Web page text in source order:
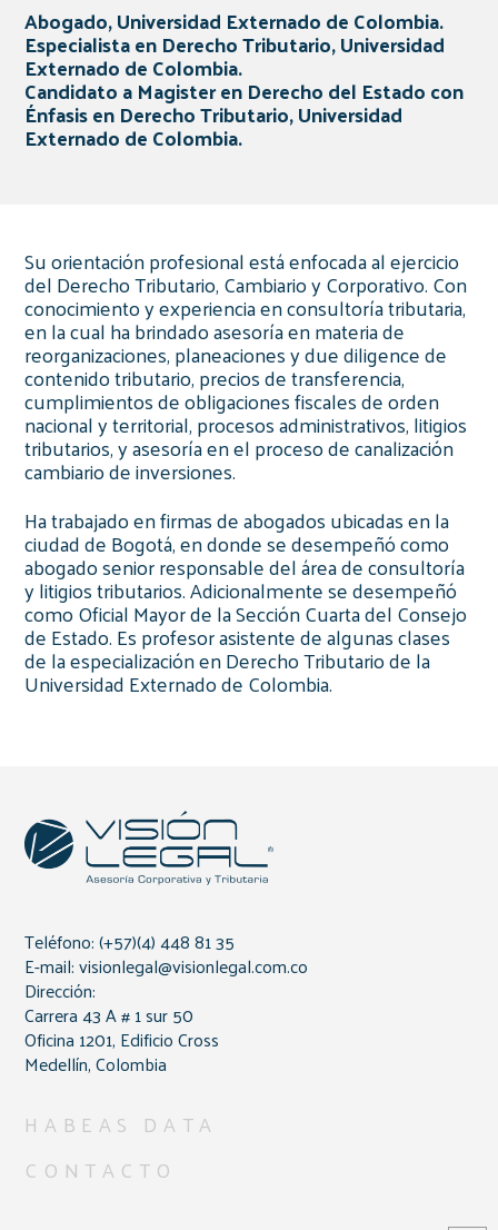
Abogado, Universidad Externado de Colombia.
Especialista en Derecho Tributario, Universidad
Externado de Colombia.
Candidato a Magister en Derecho del Estado con
Énfasis en Derecho Tributario, Universidad
Externado de Colombia.
Su orientación profesional está enfocada al ejercicio
del Derecho Tributario, Cambiario y Corporativo. Con
conocimiento y experiencia en consultoría tributaria,
en la cual ha brindado asesoría en materia de
reorganizaciones, planeaciones y due diligence de
contenido tributario, precios de transferencia,
cumplimientos de obligaciones fiscales de orden
nacional y territorial, procesos administrativos, litigios
tributarios, y asesoría en el proceso de canalización
cambiario de inversiones.
Ha trabajado en firmas de abogados ubicadas en la
ciudad de Bogotá, en donde se desempeñó como
abogado senior responsable del área de consultoría
y litigios tributarios. Adicionalmente se desempeñó
como Oficial Mayor de la Sección Cuarta del Consejo
de Estado. Es profesor asistente de algunas clases
de la especialización en Derecho Tributario de la
Universidad Externado de Colombia.
Teléfono: (+57)(4) 448 81 35
E-mail: visionlegal@visionlegal.com.co
Dirección:
Carrera 43 A # 1 sur 50
Oficina 1201, Edificio Cross
Medellín, Colombia
HABEAS DATA
CONTACTO